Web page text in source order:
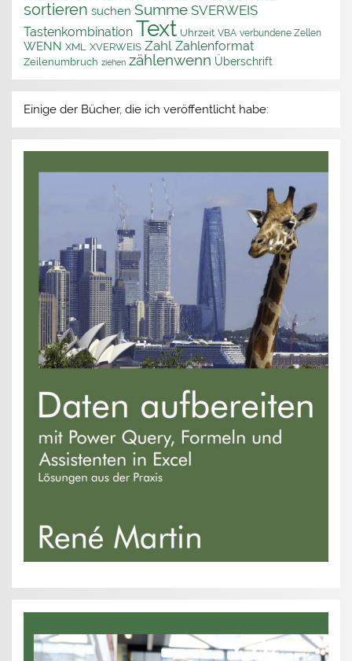
sortieren suchen Summe SVERWEIS
Tastenkombination Text Uhrzeit VBA verbundene Zellen
WENN XML XVERWEIS Zahl Zahlenformat
Zeilenumbruch ziehen zählenwenn Überschrift
Einige der Bücher, die ich veröffentlicht habe: